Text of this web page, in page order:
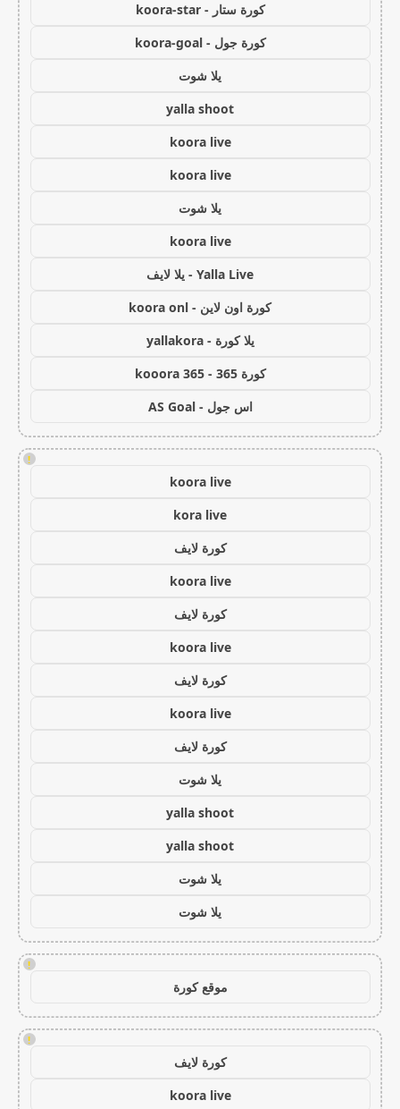
كورة ستار - koora-star
كورة جول - koora-goal
يلا شوت
yalla shoot
koora live
koora live
يلا شوت
koora live
Yalla Live - يلا لايف
كورة اون لاين - koora onl
يلا كورة - yallakora
كورة 365 - kooora 365
اس جول - AS Goal
!
koora live
kora live
كورة لايف
koora live
كورة لايف
koora live
كورة لايف
koora live
كورة لايف
يلا شوت
yalla shoot
yalla shoot
يلا شوت
يلا شوت
!
موقع كورة
!
كورة لايف
koora live